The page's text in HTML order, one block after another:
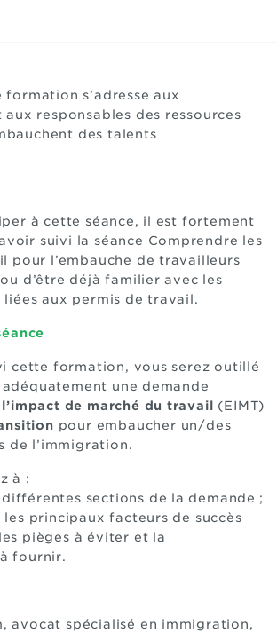
formation s’adresse aux
responsables des ressources
des talents
à cette séance, il est fortement
suivi la séance Comprendre les
pour l’embauche de travailleurs
d’être déjà familier avec les
liées aux permis de travail.
cette formation, vous serez outillé
une demande
de marché du travail (EIMT)
pour embaucher un/des
de l’immigration.
à :
sections de la demande ;
principaux facteurs de succès
pièges à éviter et la
fournir.
avocat spécialisé en immigration,